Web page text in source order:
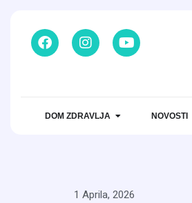
DOM ZDRAVLJA NOVOSTI
1 Aprila, 2026